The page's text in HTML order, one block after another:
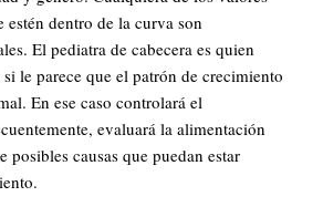
estén dentro de la curva son
El pediatra de cabecera es quien
le parece que el patrón de crecimiento
En ese caso controlará el
evaluará la alimentación
posibles causas que puedan estar